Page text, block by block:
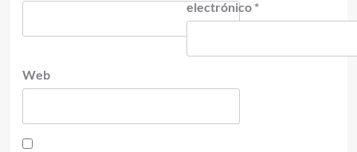
electrónico *
Web